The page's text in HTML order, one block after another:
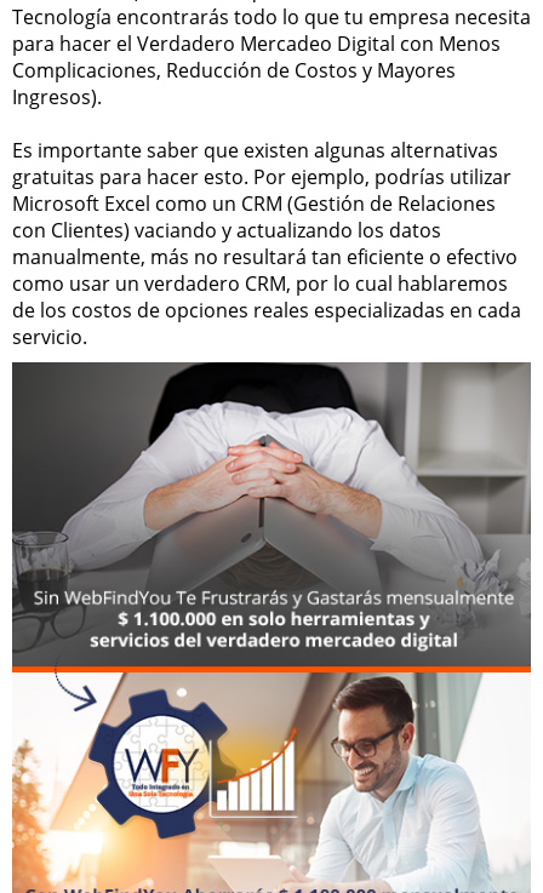
Tecnología encontrarás todo lo que tu empresa necesita
para hacer el Verdadero Mercadeo Digital con Menos
Complicaciones, Reducción de Costos y Mayores
Ingresos).
Es importante saber que existen algunas alternativas
gratuitas para hacer esto. Por ejemplo, podrías utilizar
Microsoft Excel como un CRM (Gestión de Relaciones
con Clientes) vaciando y actualizando los datos
manualmente, más no resultará tan eficiente o efectivo
como usar un verdadero CRM, por lo cual hablaremos
de los costos de opciones reales especializadas en cada
servicio.